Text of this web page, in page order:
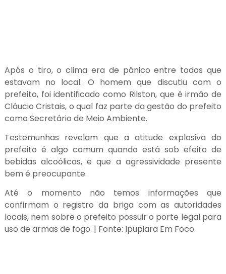
Após o tiro, o clima era de pânico entre todos que
estavam no local. O homem que discutiu com o
prefeito, foi identificado como Rilston, que é irmão de
Cláucio Cristais, o qual faz parte da gestão do prefeito
como Secretário de Meio Ambiente.
Testemunhas revelam que a atitude explosiva do
prefeito é algo comum quando está sob efeito de
bebidas alcoólicas, e que a agressividade presente
bem é preocupante.
Até o momento não temos informações que
confirmam o registro da briga com as autoridades
locais, nem sobre o prefeito possuir o porte legal para
uso de armas de fogo. | Fonte: Ipupiara Em Foco.